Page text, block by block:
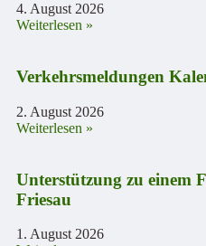
4. August 2026
Weiterlesen »
Verkehrsmeldungen
2. August 2026
Weiterlesen »
Unterstützung zu einem
Friesau
1. August 2026